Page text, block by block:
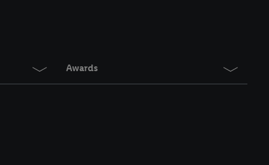
Awards
kunnen worden
vergelijkbare
in te